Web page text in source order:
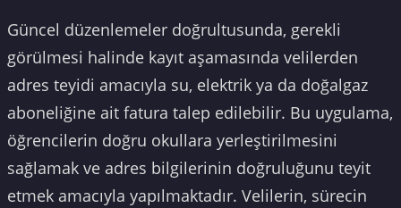
Güncel düzenlemeler doğrultusunda, gerekli
görülmesi halinde kayıt aşamasında velilerden
adres teyidi amacıyla su, elektrik ya da doğalgaz
aboneliğine ait fatura talep edilebilir. Bu uygulama,
öğrencilerin doğru okullara yerleştirilmesini
sağlamak ve adres bilgilerinin doğruluğunu teyit
etmek amacıyla yapılmaktadır. Velilerin, sürecin